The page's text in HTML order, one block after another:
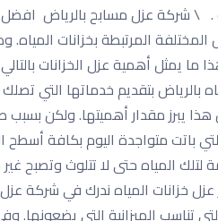
شركة عزل خزانات . \ شركة عزل مسابح
المرتبطة بخزانات المياه.
يمثل أهمية عزل الخزانات
بالرياض بتقديم خدماتها التي
نحو 70% من جسم الإنسان ستجد أن هذا يبرز
باتت متواجدة اليوم بكافة
المياه حتى لا تتلوث وتصبح
خزانات المياه ندرك في شركة
تناسب الميزانية التي